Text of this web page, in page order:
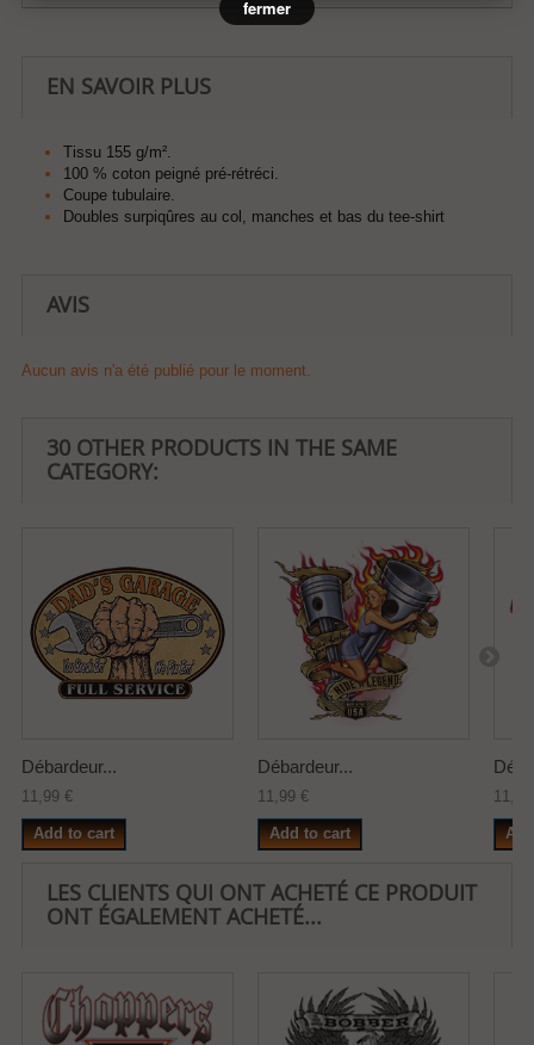
EN SAVOIR PLUS
Tissu 155 g/m².
100 % coton peigné pré-rétréci.
Coupe tubulaire.
Doubles surpiqûres au col, manches et bas du tee-shirt
AVIS
Aucun avis n'a été publié pour le moment.
30 OTHER PRODUCTS IN THE SAME
CATEGORY:
Débardeur...
11,99 €
Add to cart
Débardeur...
11,99 €
Add to cart
LES CLIENTS QUI ONT ACHETÉ CE PRODUIT
ONT ÉGALEMENT ACHETÉ...
fermer